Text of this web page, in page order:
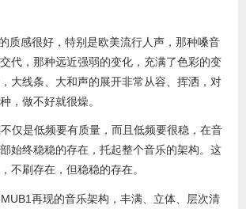
质感很好，特别是欧美流行人声，那种嗓音
代，那种远近强弱的变化，充满了色彩的变
大线条、大和声的展开非常从容、挥洒，对
，做不好就很燥。
仅是低频要有质量，而且低频要很稳，在音
始终稳稳的存在，托起整个音乐的架构。这
不刷存在，但稳稳的存在。
再现的音乐架构，丰满、立体、层次清